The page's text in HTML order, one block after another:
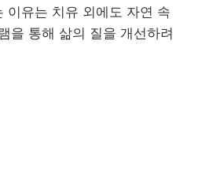
이유는 치유 외에도 자연 속
을 통해 삶의 질을 개선하려